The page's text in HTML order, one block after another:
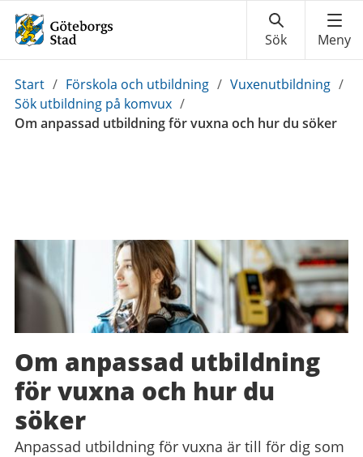
Du
är
här:
Start / Förskola och utbildning / Vuxenutbildning /
Sök utbildning på komvux /
Om anpassad utbildning för vuxna och hur du söker
Om anpassad utbildning
för vuxna och hur du
söker
Anpassad utbildning för vuxna är till för dig som